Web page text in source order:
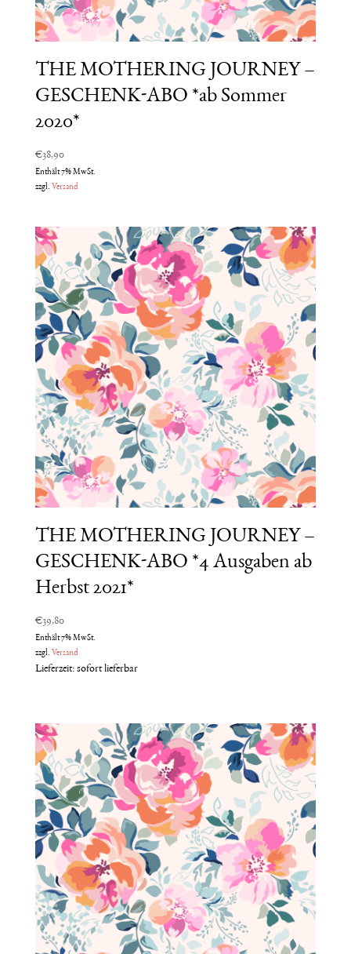
THE MOTHERING JOURNEY –
GESCHENK-ABO *ab Sommer
2020*
€38,90
Enthält 7% MwSt.
zzgl. Versand
THE MOTHERING JOURNEY –
GESCHENK-ABO *4 Ausgaben ab
Herbst 2021*
€39,80
Enthält 7% MwSt.
zzgl. Versand
Lieferzeit: sofort lieferbar